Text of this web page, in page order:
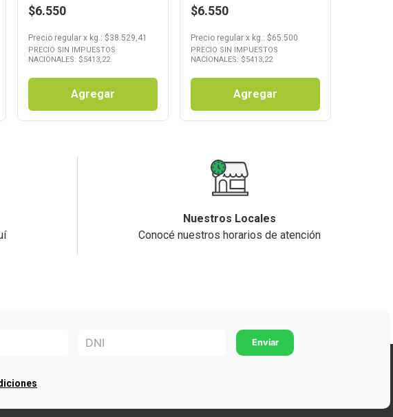
$6.550
Precio regular x kg.: $38.529,41
PRECIO SIN IMPUESTOS
NACIONALES: $5413,22
Agregar
$6.550
Precio regular x kg.: $65.500
PRECIO SIN IMPUESTOS
NACIONALES: $5413,22
Agregar
Nuestros Locales
Conocé nuestros horarios de atención